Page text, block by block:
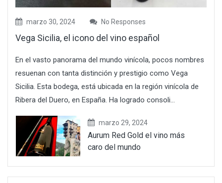
marzo 30, 2024 No Responses
Vega Sicilia, el icono del vino español
En el vasto panorama del mundo vinícola, pocos nombres
resuenan con tanta distinción y prestigio como Vega
Sicilia. Esta bodega, está ubicada en la región vinícola de
Ribera del Duero, en España. Ha logrado consoli...
marzo 29, 2024
Aurum Red Gold el vino más
caro del mundo